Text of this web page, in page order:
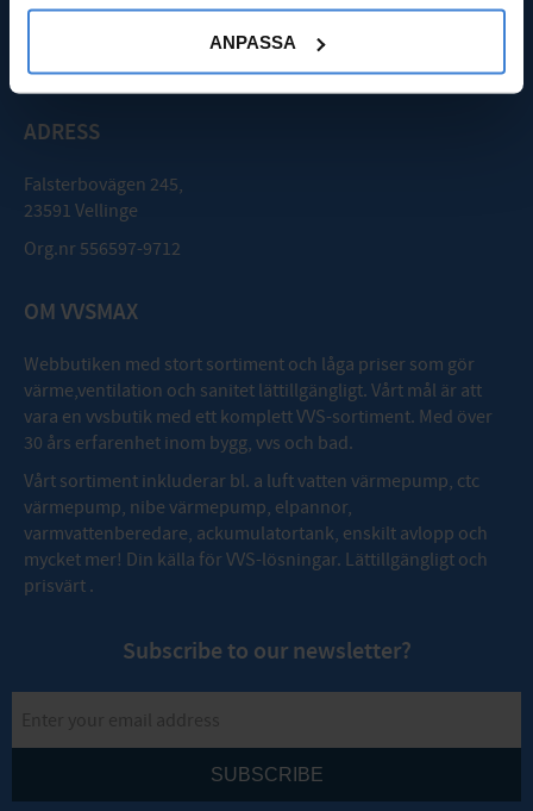
ANPASSA
Mån - Fre: 08:00 - 16:00
Söndag: Stängt
ADRESS
Falsterbovägen 245,
23591 Vellinge
Org.nr 556597-9712
OM VVSMAX
Webbutiken med stort sortiment och låga priser som gör
värme,ventilation och sanitet lättillgängligt. Vårt mål är att
vara en vvsbutik med ett komplett VVS-sortiment. Med över
30 års erfarenhet inom bygg, vvs och bad.
Vårt sortiment inkluderar bl. a luft vatten värmepump, ctc
värmepump, nibe värmepump, elpannor,
varmvattenberedare, ackumulatortank, enskilt avlopp och
mycket mer! Din källa för VVS-lösningar. Lättillgängligt och
prisvärt .
Subscribe to our newsletter?
SUBSCRIBE